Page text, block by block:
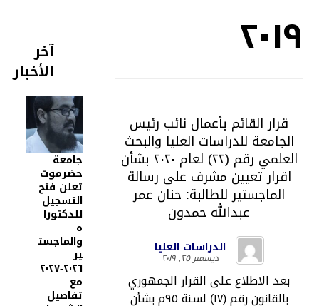
٢٠١٩
قرار القائم بأعمال نائب رئيس
الجامعة للدراسات العليا والبحث
العلمي رقم (٢٢) لعام ٢٠٢٠ بشأن
اقرار تعيين مشرف على رسالة
الماجستير للطالبة: حنان عمر
عبدالله حمدون
الدراسات العليا
ديسمبر ٢٥, ٢٠١٩
بعد الاطلاع على القرار الجمهوري
بالقانون رقم (١٧) لسنة ٩٥م بشأن
آخر
الأخبار
جامعة
حضرموت
تعلن فتح
التسجيل
للدكتورا
ه
والماجست
ير
٢٠٢٦-٢٠٢٧
مع
تفاصيل